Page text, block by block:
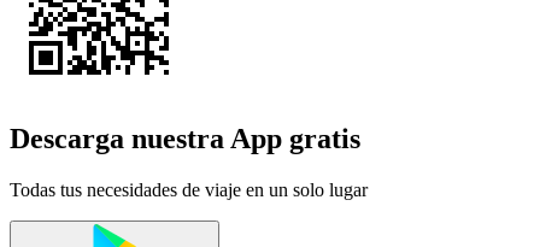
Descarga nuestra App gratis
Todas tus necesidades de viaje en un solo lugar